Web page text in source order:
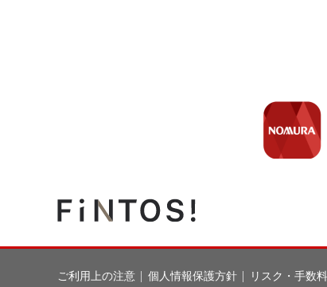
ご利用上の注意 個人情報保護方針 リスク・手数